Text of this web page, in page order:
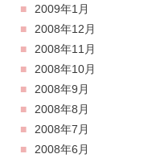
2009年1月
2008年12月
2008年11月
2008年10月
2008年9月
2008年8月
2008年7月
2008年6月